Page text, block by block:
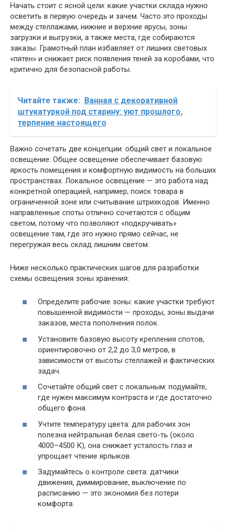
Начать стоит с ясной цели: какие участки склада нужно
осветить в первую очередь и зачем. Часто это проходы
между стеллажами, нижние и верхние ярусы, зоны
загрузки и выгрузки, а также места, где собираются
заказы. Грамотный план избавляет от лишних световых
«пятен» и снижает риск появления теней за коробами, что
критично для безопасной работы.
Читайте также: Ванная с декоративной
штукатуркой под старину: уют прошлого,
терпение настоящего
Важно сочетать две концепции: общий свет и локальное
освещение. Общее освещение обеспечивает базовую
яркость помещения и комфортную видимость на больших
пространствах. Локальное освещение — это работа над
конкретной операцией, например, поиск товара в
ограниченной зоне или считывание штрихкодов. Именно
направленные споты отлично сочетаются с общим
светом, потому что позволяют «подкручивать»
освещение там, где это нужно прямо сейчас, не
перегружая весь склад лишним светом.
Ниже несколько практических шагов для разработки
схемы освещения зоны хранения:
Определите рабочие зоны: какие участки требуют
повышенной видимости — проходы, зоны выдачи
заказов, места пополнения полок.
Установите базовую высоту крепления спотов,
ориентировочно от 2,2 до 3,0 метров, в
зависимости от высоты стеллажей и фактических
задач.
Сочетайте общий свет с локальным: подумайте,
где нужен максимум контраста и где достаточно
общего фона.
Учтите температуру цвета: для рабочих зон
полезна нейтральная белая свето-ть (около
4000–4500 К), она снижает усталость глаз и
упрощает чтение ярлыков.
Задумайтесь о контроле света: датчики
движения, диммирование, выключение по
расписанию — это экономия без потери
комфорта.